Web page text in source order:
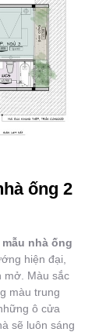
ống 2
mẫu nhà ống
hiện đại,
mở. Màu sắc
màu trung
ô cửa
sẽ luôn sáng